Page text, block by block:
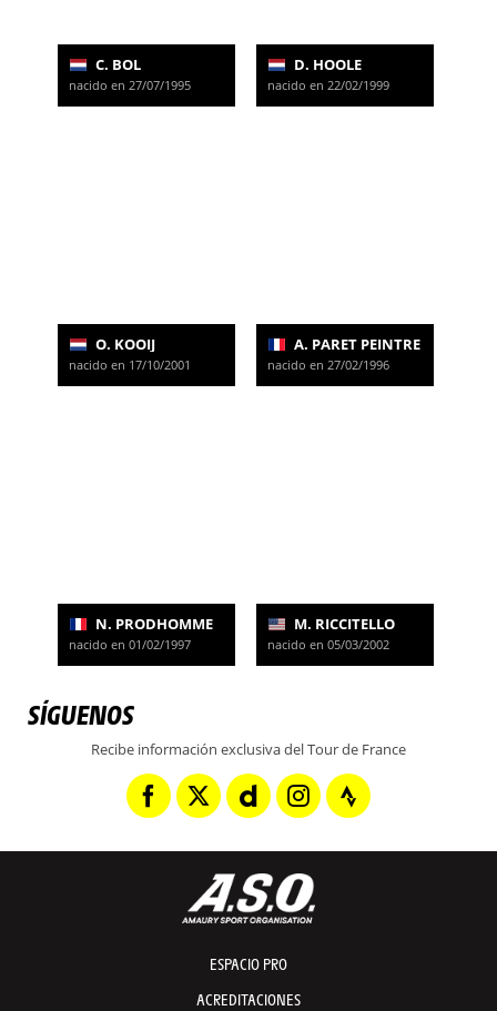
C. BOL
nacido en 27/07/1995
D. HOOLE
nacido en 22/02/1999
O. KOOIJ
nacido en 17/10/2001
A. PARET PEINTRE
nacido en 27/02/1996
N. PRODHOMME
nacido en 01/02/1997
M. RICCITELLO
nacido en 05/03/2002
SÍGUENOS
Recibe información exclusiva del Tour de France
ESPACIO PRO
ACREDITACIONES